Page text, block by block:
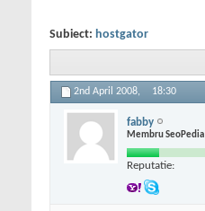
Subiect: hostgator
2nd April 2008, 18:30
fabby
Membru SeoPedia
Reputatie: